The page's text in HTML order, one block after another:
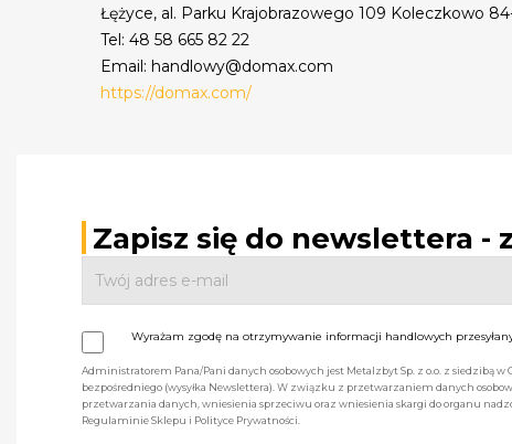
Łężyce, al. Parku Krajobrazowego 109 Koleczkowo
Tel: 48 58 665 82 22
Email: handlowy@domax.com
https://domax.com/
Zapisz się do newslettera -
Wyrażam zgodę na otrzymywanie informacji handlowych
Administratorem Pana/Pani danych osobowych jest Metalzbyt Sp. z o.o. z siedzibą
bezpośredniego (wysyłka Newslettera). W związku z przetwarzaniem danych
przetwarzania danych, wniesienia sprzeciwu oraz wniesienia skargi do organu
Regulaminie Sklepu i Polityce Prywatności.